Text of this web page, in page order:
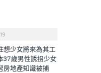
想少女將來為其工
37歲男性誘拐少女
房地產知識被捕